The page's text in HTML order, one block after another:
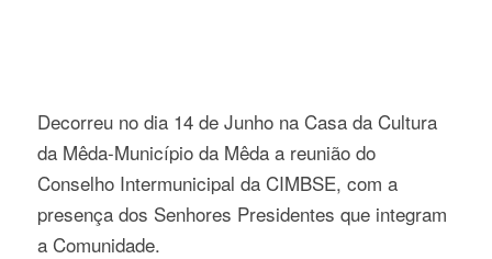
Decorreu no dia 14 de Junho na Casa da Cultura
da Mêda-Município da Mêda a reunião do
Conselho Intermunicipal da CIMBSE, com a
presença dos Senhores Presidentes que integram
a Comunidade.